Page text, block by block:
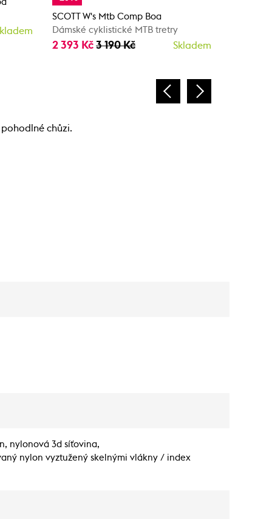
SCOTT W's Mtb Comp Boa
Dámské cyklistické MTB tretry
2 393 Kč 3 190 Kč Skladem
chůzi.
nylonová 3d síťovina,
nylon vyztužený skelnými vlákny / index